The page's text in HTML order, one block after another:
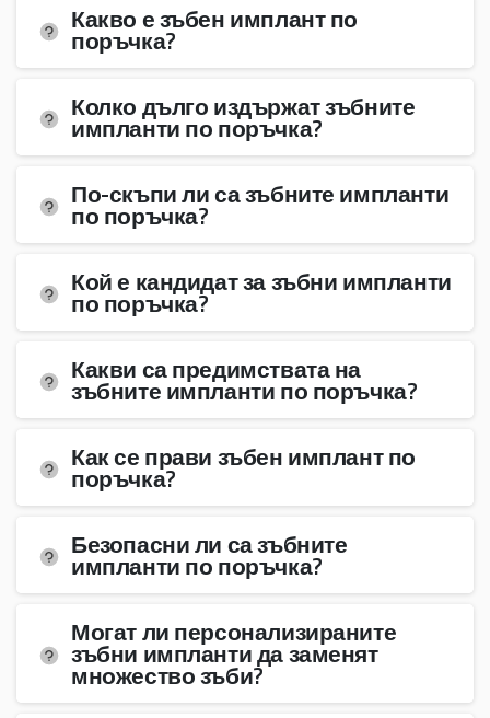
Какво е зъбен имплант по
поръчка?
Колко дълго издържат зъбните
импланти по поръчка?
По-скъпи ли са зъбните импланти
по поръчка?
Кой е кандидат за зъбни импланти
по поръчка?
Какви са предимствата на
зъбните импланти по поръчка?
Как се прави зъбен имплант по
поръчка?
Безопасни ли са зъбните
импланти по поръчка?
Могат ли персонализираните
зъбни импланти да заменят
множество зъби?